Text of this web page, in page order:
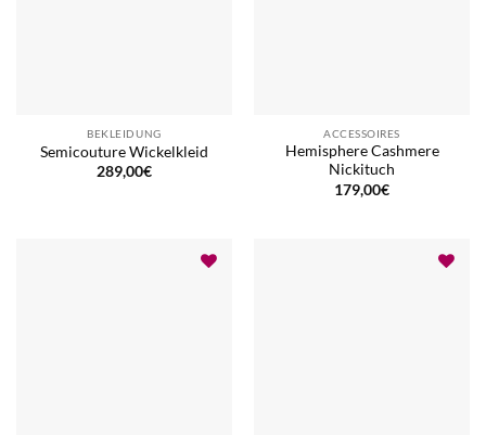
BEKLEIDUNG
Semicouture Wickelkleid
289,00€
ACCESSOIRES
Hemisphere Cashmere
Nickituch
179,00€